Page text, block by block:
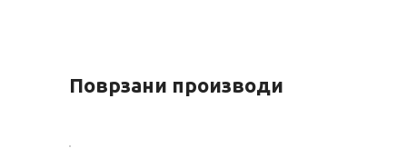
Поврзани производи